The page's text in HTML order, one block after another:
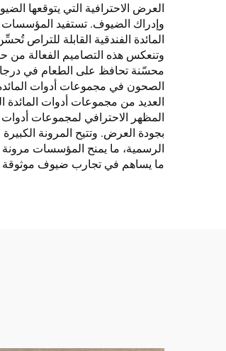
العرض الاحترافية التي يتوقعها
وإدراك الضيوف. تستفيد المؤسسات
المائدة الفندقية القابلة للتراص
وتنعكس هذه التصاميم الفعالة من
محسّنة تحافظ على الطعام في درجات
الصحون في مجموعات أدوات المائدة
العديد من مجموعات أدوات المائدة
المظهر الاحترافي لمجموعات
بجودة العرض. وتتيح المرونة
الرسمية، ما يمنح المؤسسات مرونة
ما يساهم في تجارب ضيوف موثوقة